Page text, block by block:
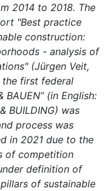
2014 to 2018. The
"Best practice
construction:
- analysis of
(Jürgen Veit,
the first federal
BAUEN” (in English:
BUILDING) was
process was
in 2021 due to the
of competition
definition of
of sustainable